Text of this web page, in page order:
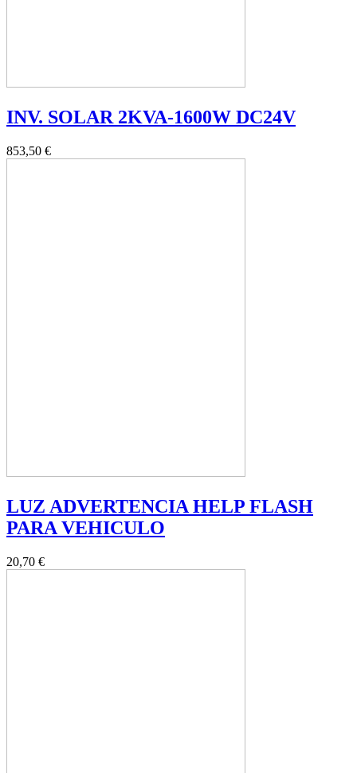
INV. SOLAR 2KVA-1600W DC24V
853,50 €
LUZ ADVERTENCIA HELP FLASH
PARA VEHICULO
20,70 €